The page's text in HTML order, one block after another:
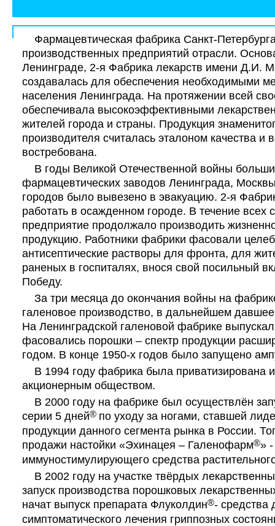
Фармацевтическая фабрика Санкт-
производственных предприятий отрасли.
Ленинграде, 2-я Фабрика лекарств имени Д.И.
создавалась для обеспечения необходимыми
населения Ленинграда. На протяжении всей
обеспечивала высокоэффективными
жителей города и страны. Продукция
производителя считалась эталоном качества и
востребована.
В годы Великой Отечественной войны
фармацевтических заводов Ленинграда,
городов было вывезено в эвакуацию. 2-я
работать в осажденном городе. В течение всех
предприятие продолжало производить
продукцию. Работники фабрики фасовали
антисептические растворы для фронта, для
раненых в госпиталях, внося свой посильный
Победу.
За три месяца до окончания войны на
галеновое производство, в дальнейшем
На Ленинградской галеновой фабрике
фасовались порошки – спектр продукции
годом. В конце 1950-х годов было запущено
В 1994 году фабрика была приватизирована
акционерным обществом.
В 2000 году на фабрике был осуществлён
серии 5 дней® по уходу за ногами, ставшей
продукции данного сегмента рынка в России.
продажи настойки «Эхинацея – Галенофарм®» -
иммуностимулирующего средства
В 2002 году на участке твёрдых
запуск производства порошковых
начат выпуск препарата Флуколдин®- средства
симптоматического лечения гриппозных